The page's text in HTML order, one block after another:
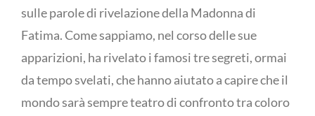
sulle parole di rivelazione della Madonna di
Fatima. Come sappiamo, nel corso delle sue
apparizioni, ha rivelato i famosi tre segreti, ormai
da tempo svelati, che hanno aiutato a capire che il
mondo sarà sempre teatro di confronto tra coloro